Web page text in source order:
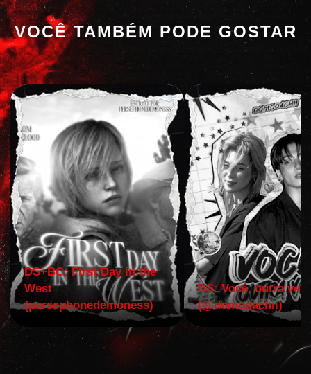
VOCÊ TAMBÉM PODE GOSTAR
DS+BC: First Day in the
West
(persephonedemoness)
DS: Você, outra vez!
(@domodachii)